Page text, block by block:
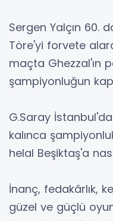
Sergen Yalçın 60.
Töre'yi forvete
maçta Ghezzal'ın
şampiyonluğun
G.Saray
kalınca
helal Beşiktaş'a
İnanç, fedakârlık,
güzel ve güçlü